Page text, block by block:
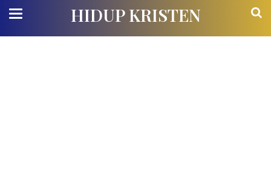
HIDUP KRISTEN